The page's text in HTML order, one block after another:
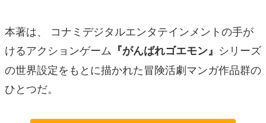
本著は、 コナミデジタルエンタテインメントの手が
けるアクションゲーム 『がんばれゴエモン』 シリーズ
の世界設定をもとに描かれた冒険活劇マンガ作品群の
ひとつだ。